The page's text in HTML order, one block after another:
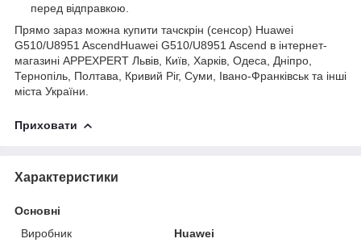
перед відправкою.
Прямо зараз можна купити тачскрін (сенсор) Huawei
G510/U8951 AscendHuawei G510/U8951 Ascend в інтернет-
магазині APPEXPERT Львів, Київ, Харків, Одеса, Дніпро,
Тернопіль, Полтава, Кривий Ріг, Суми, Івано-Франківськ та інші
міста України.
Приховати
Характеристики
Основні
Виробник
Huawei